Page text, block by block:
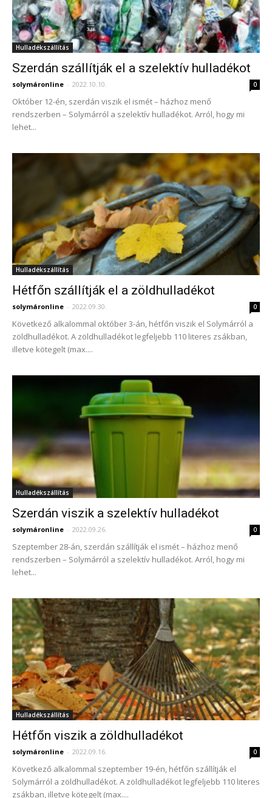
Hulladékszállítás
Szerdán szállítják el a szelektív hulladékot
solymáronline - 2022.10.10. 0
Október 12-én, szerdán viszik el ismét – házhoz menő
rendszerben – Solymárról a szelektív hulladékot. Arról, hogy mi
lehet...
Hulladékszállítás
Hétfőn szállítják el a zöldhulladékot
solymáronline - 2022.09.30. 0
Következő alkalommal október 3-án, hétfőn viszik el Solymárról a
zöldhulladékot. A zöldhulladékot legfeljebb 110 literes zsákban,
illetve kötegelt (max....
Hulladékszállítás
Szerdán viszik a szelektív hulladékot
solymáronline - 2022.09.26. 0
Szeptember 28-án, szerdán szállítják el ismét – házhoz menő
rendszerben – Solymárról a szelektív hulladékot. Arról, hogy mi
lehet...
Hulladékszállítás
Hétfőn viszik a zöldhulladékot
solymáronline - 2022.09.16. 0
Következő alkalommal szeptember 19-én, hétfőn szállítják el
Solymárról a zöldhulladékot. A zöldhulladékot legfeljebb 110 literes
zsákban, illetve kötegelt (max....